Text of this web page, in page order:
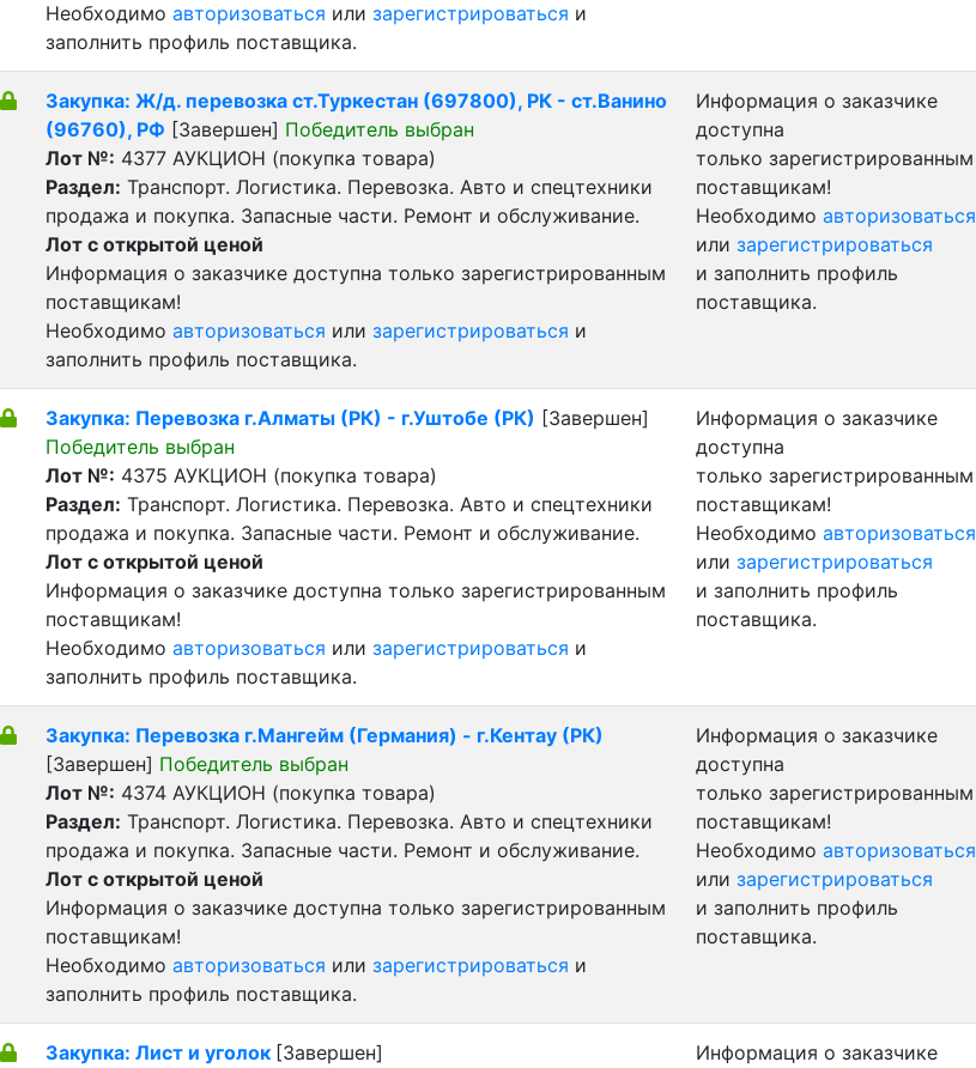
Необходимо авторизоваться или зарегистрироваться и
заполнить профиль поставщика.
Закупка: Ж/д. перевозка ст.Туркестан (697800), РК - ст.Ванино
(96760), РФ [Завершен] Победитель выбран
Лот №: 4377 АУКЦИОН (покупка товара)
Раздел: Транспорт. Логистика. Перевозка. Авто и спецтехники
продажа и покупка. Запасные части. Ремонт и обслуживание.
Лот с открытой ценой
Информация о заказчике доступна только зарегистрированным
поставщикам!
Необходимо авторизоваться или зарегистрироваться и
заполнить профиль поставщика.
Информация о заказчике
доступна
только зарегистрированным
поставщикам!
Необходимо авторизоваться
или зарегистрироваться
и заполнить профиль
поставщика.
Закупка: Перевозка г.Алматы (РК) - г.Уштобе (РК) [Завершен]
Победитель выбран
Лот №: 4375 АУКЦИОН (покупка товара)
Раздел: Транспорт. Логистика. Перевозка. Авто и спецтехники
продажа и покупка. Запасные части. Ремонт и обслуживание.
Лот с открытой ценой
Информация о заказчике доступна только зарегистрированным
поставщикам!
Необходимо авторизоваться или зарегистрироваться и
заполнить профиль поставщика.
Информация о заказчике
доступна
только зарегистрированным
поставщикам!
Необходимо авторизоваться
или зарегистрироваться
и заполнить профиль
поставщика.
Закупка: Перевозка г.Мангейм (Германия) - г.Кентау (РК)
[Завершен] Победитель выбран
Лот №: 4374 АУКЦИОН (покупка товара)
Раздел: Транспорт. Логистика. Перевозка. Авто и спецтехники
продажа и покупка. Запасные части. Ремонт и обслуживание.
Лот с открытой ценой
Информация о заказчике доступна только зарегистрированным
поставщикам!
Необходимо авторизоваться или зарегистрироваться и
заполнить профиль поставщика.
Информация о заказчике
доступна
только зарегистрированным
поставщикам!
Необходимо авторизоваться
или зарегистрироваться
и заполнить профиль
поставщика.
Закупка: Лист и уголок [Завершен]
Информация о заказчике